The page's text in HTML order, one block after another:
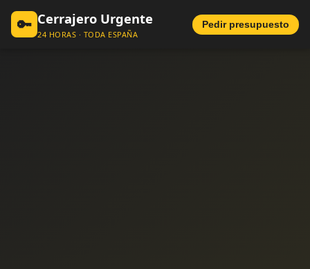
🔑 Cerrajero Urgente
24 HORAS · TODA ESPAÑA
Pedir presupuesto